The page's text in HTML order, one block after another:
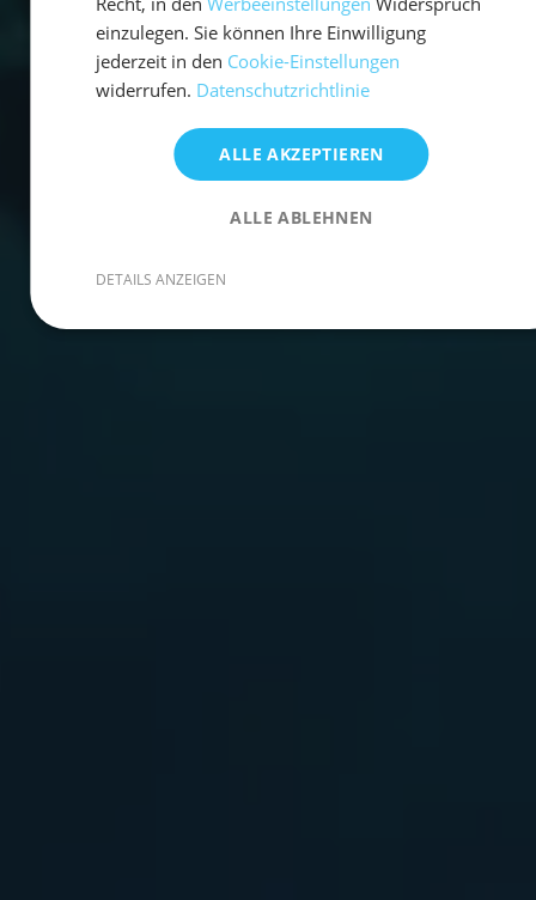
einzulegen. Sie können Ihre Einwilligung
jederzeit in den Cookie-Einstellungen
widerrufen. Datenschutzrichtlinie
ALLE AKZEPTIEREN
ALLE ABLEHNEN
DETAILS ANZEIGEN